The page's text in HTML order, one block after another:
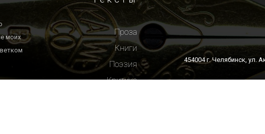
моих
Проза
Книги
Поэзия
Критика
454004 г. Челябинск, ул.